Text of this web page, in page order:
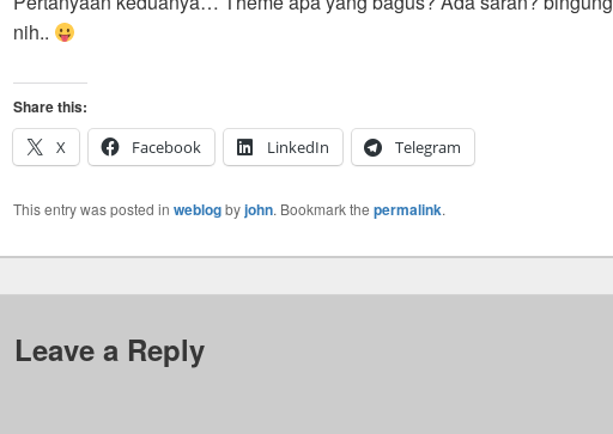
nih..
Share this:
X
Facebook LinkedIn Telegram
This entry was posted in weblogbyjohn. Bookmark the permalink.
Leave a Reply